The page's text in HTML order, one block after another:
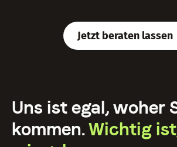
Jetzt beraten lassen
Uns ist egal, woher
kommen.Wichtig